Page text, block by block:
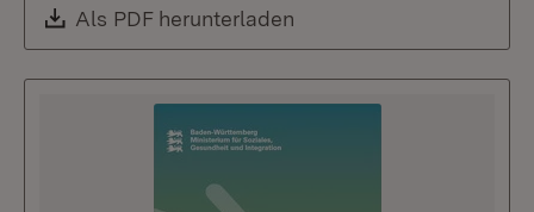
Download:
Als PDF herunterladen